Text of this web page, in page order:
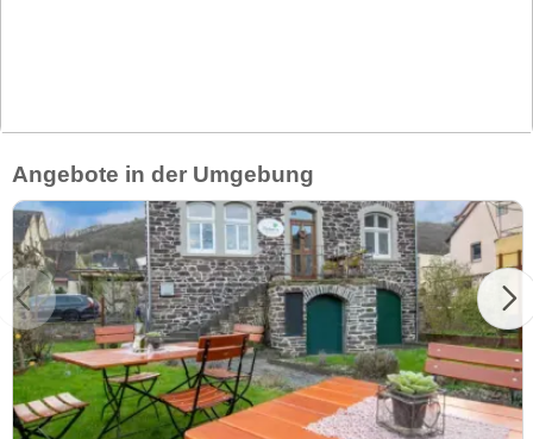
Angebote in der Umgebung